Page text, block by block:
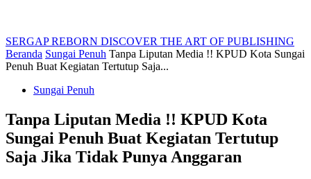
SERGAP REBORN DISCOVER THE ART OF PUBLISHING
Beranda Sungai Penuh Tanpa Liputan Media !! KPUD Kota Sungai
Penuh Buat Kegiatan Tertutup Saja...
Sungai Penuh
Tanpa Liputan Media !! KPUD Kota
Sungai Penuh Buat Kegiatan Tertutup
Saja Jika Tidak Punya Anggaran